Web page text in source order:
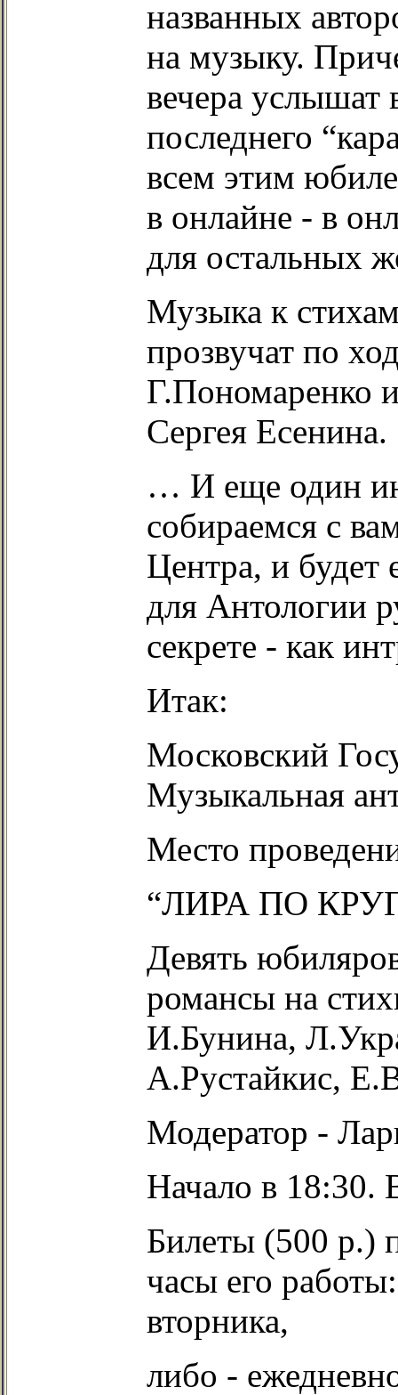
названных
на музыку.
вечера услышат
последнего
всем этим
в онлайне - в
для остальных
Музыка к
прозвучат по
Г.Пономаренко
Сергея Есенина.
… И еще один
собираемся с
Центра, и будет
для Антологии
секрете - как
Итак:
Московский
Музыкальная
Место
“ЛИРА ПО
Девять
романсы на
И.Бунина,
А.Рустайкис,
Модератор -
Начало в 18:30.
Билеты (500 р.)
часы его
вторника,
либо -